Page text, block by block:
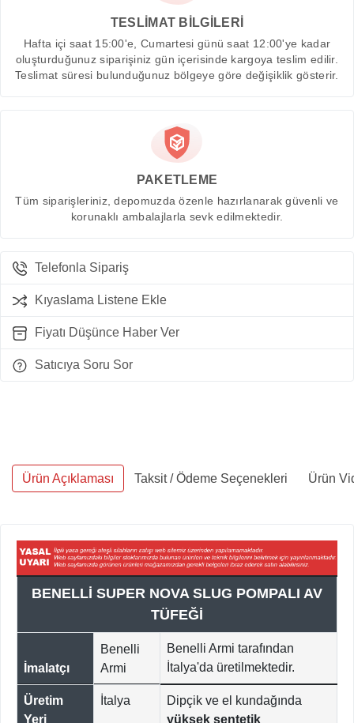
TESLİMAT BİLGİLERİ
Hafta içi saat 15:00'e, Cumartesi günü saat 12:00'ye kadar
oluşturduğunuz siparişiniz gün içerisinde kargoya teslim edilir.
Teslimat süresi bulunduğunuz bölgeye göre değişiklik gösterir.
PAKETLEME
Tüm siparişleriniz, depomuzda özenle hazırlanarak güvenli ve
korunaklı ambalajlarla sevk edilmektedir.
Telefonla Sipariş
Kıyaslama Listene Ekle
Fiyatı Düşünce Haber Ver
Satıcıya Soru Sor
Ürün Açıklaması Taksit / Ödeme Seçenekleri Ürün
BENELLİ SUPER NOVA SLUG POMPALI AV
TÜFEĞİ
İmalatçı
Benelli
Armi
Benelli Armi tarafından
İtalya'da üretilmektedir.
Üretim
Yeri
İtalya
Dipçik ve el kundağında
yüksek sentetik